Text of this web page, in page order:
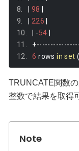
98
226
-54
6 rows in set
TRUNCATE関数
整数で結果を取得